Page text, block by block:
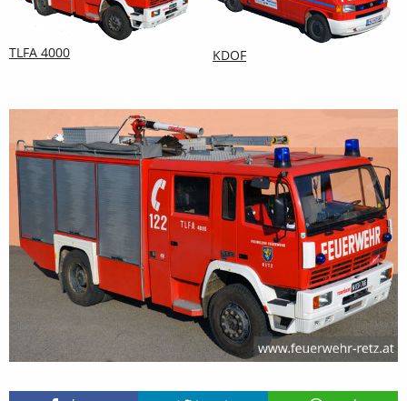
TLFA 4000 KDOF